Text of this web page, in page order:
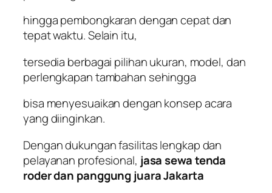
hingga pembongkaran dengan cepat dan
tepat waktu. Selain itu,
tersedia berbagai pilihan ukuran, model, dan
perlengkapan tambahan sehingga
bisa menyesuaikan dengan konsep acara
yang diinginkan.
Dengan dukungan fasilitas lengkap dan
pelayanan profesional, jasa sewa tenda
roder dan panggung juara Jakarta